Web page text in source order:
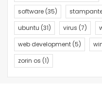
software (35)
ubuntu (31) virus (7)
web development (5)
zorin os (1)